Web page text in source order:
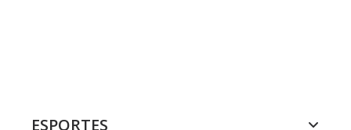
ESPORTES